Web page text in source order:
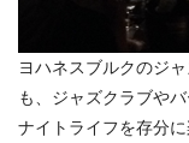
ヨハネスブルクのジ
も、ジャズクラブや
ナイトライフを存分に